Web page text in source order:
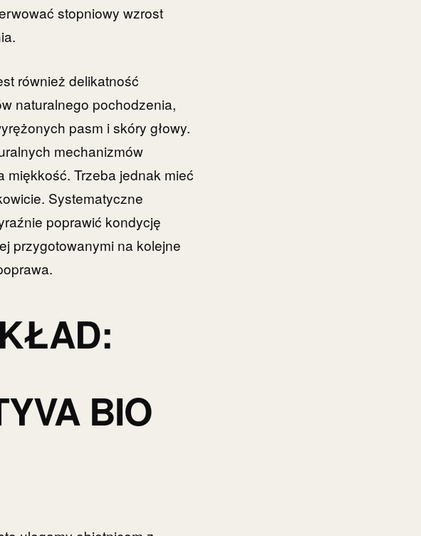
stopniowy wzrost
również delikatność
naturalnego pochodzenia,
pasm i skóry głowy.
mechanizmów
Trzeba jednak mieć
Systematyczne
poprawić kondycję
przygotowanymi na kolejne
BIO